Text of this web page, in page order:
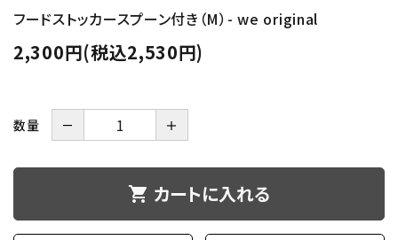
フードストッカースプーン付き（M）- we original
2,300円(税込2,530円)
数量 － ＋
shopping_cart カートに入れる